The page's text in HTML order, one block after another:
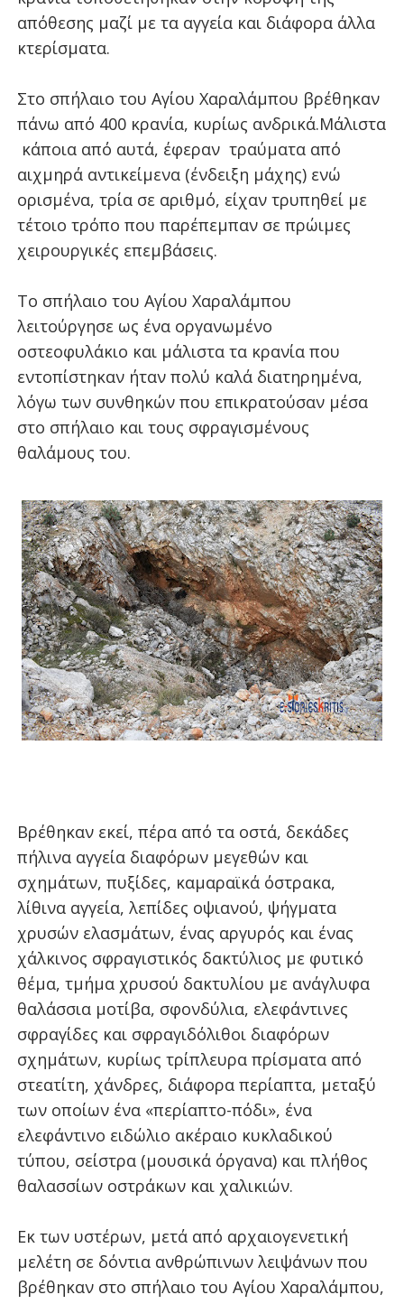
απόθεσης μαζί με τα αγγεία και διάφορα άλλα
κτερίσματα.
Στο σπήλαιο του Αγίου Χαραλάμπου βρέθηκαν
πάνω από 400 κρανία, κυρίως ανδρικά.Μάλιστα
κάποια από αυτά, έφεραν τραύματα από
αιχμηρά αντικείμενα (ένδειξη μάχης) ενώ
ορισμένα, τρία σε αριθμό, είχαν τρυπηθεί με
τέτοιο τρόπο που παρέπεμπαν σε πρώιμες
χειρουργικές επεμβάσεις.
Το σπήλαιο του Αγίου Χαραλάμπου
λειτούργησε ως ένα οργανωμένο
οστεοφυλάκιο και μάλιστα τα κρανία που
εντοπίστηκαν ήταν πολύ καλά διατηρημένα,
λόγω των συνθηκών που επικρατούσαν μέσα
στο σπήλαιο και τους σφραγισμένους
θαλάμους του.
Βρέθηκαν εκεί, πέρα από τα οστά, δεκάδες
πήλινα αγγεία διαφόρων μεγεθών και
σχημάτων, πυξίδες, καμαραϊκά όστρακα,
λίθινα αγγεία, λεπίδες οψιανού, ψήγματα
χρυσών ελασμάτων, ένας αργυρός και ένας
χάλκινος σφραγιστικός δακτύλιος με φυτικό
θέμα, τμήμα χρυσού δακτυλίου με ανάγλυφα
θαλάσσια μοτίβα, σφονδύλια, ελεφάντινες
σφραγίδες και σφραγιδόλιθοι διαφόρων
σχημάτων, κυρίως τρίπλευρα πρίσματα από
στεατίτη, χάνδρες, διάφορα περίαπτα, μεταξύ
των οποίων ένα «περίαπτο-πόδι», ένα
ελεφάντινο ειδώλιο ακέραιο κυκλαδικού
τύπου, σείστρα (μουσικά όργανα) και πλήθος
θαλασσίων οστράκων και χαλικιών.
Εκ των υστέρων, μετά από αρχαιογενετική
μελέτη σε δόντια ανθρώπινων λειψάνων που
βρέθηκαν στο σπήλαιο του Αγίου Χαραλάμπου,